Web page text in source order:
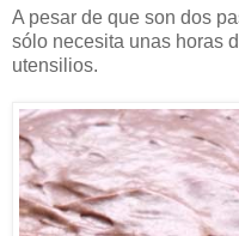
A pesar de que son dos
sólo necesita unas horas
utensilios.